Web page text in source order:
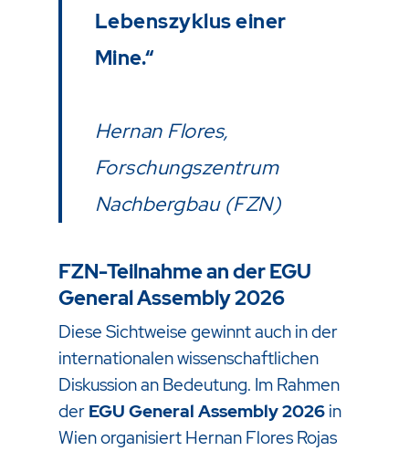
Lebenszyklus einer
Mine.“
Hernan Flores,
Forschungszentrum
Nachbergbau (FZN)
FZN-Teilnahme an der EGU
General Assembly 2026
Diese Sichtweise gewinnt auch in der
internationalen wissenschaftlichen
Diskussion an Bedeutung. Im Rahmen
der EGU General Assembly 2026 in
Wien organisiert Hernan Flores Rojas